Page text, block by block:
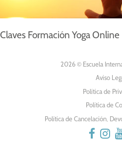
Claves Formación Yoga Online
2026 © Escuela
Aviso
Política de
Política de
Política de Cancelación,